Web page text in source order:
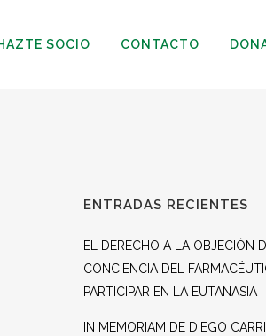
SOCIO CONTACTO
ENTRADAS RECIENTES
EL DERECHO A LA OBJECIÓN
CONCIENCIA DEL
PARTICIPAR EN LA EUTANASIA
IN MEMORIAM DE DIEGO